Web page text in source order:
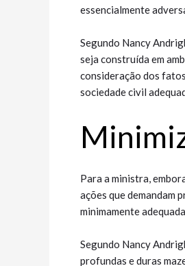
essencialmente
Segundo Nancy
seja construída em
consideração dos
sociedade civil
Para a ministra,
ações que demandam
minimamente
Segundo Nancy
profundas e duras